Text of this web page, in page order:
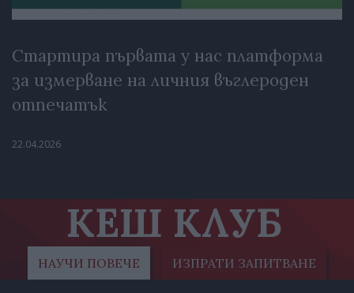
Стартира първата у нас платформа
за измерване на личния въглероден
отпечатък
22.04.2026
КЕШ КЛУБ
НАУЧИ ПОВЕЧЕ ИЗПРАТИ ЗАПИТВАНЕ